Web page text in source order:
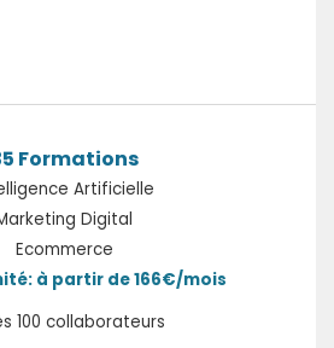
Formations
Artificielle
Digital
Ecommerce
à partir de 166€/mois
100 collaborateurs